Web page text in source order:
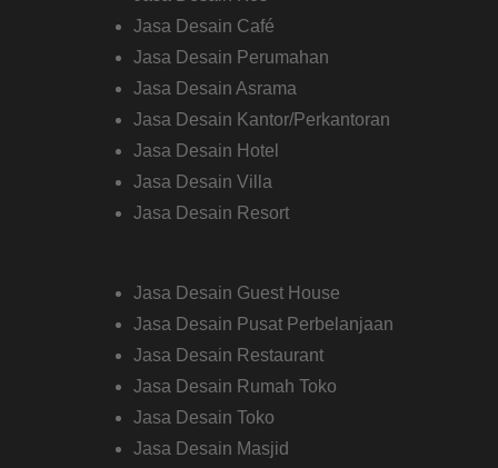
Jasa Desain Café
Jasa Desain Perumahan
Jasa Desain Asrama
Jasa Desain Kantor/Perkantoran
Jasa Desain Hotel
Jasa Desain Villa
Jasa Desain Resort
Jasa Desain Guest House
Jasa Desain Pusat Perbelanjaan
Jasa Desain Restaurant
Jasa Desain Rumah Toko
Jasa Desain Toko
Jasa Desain Masjid